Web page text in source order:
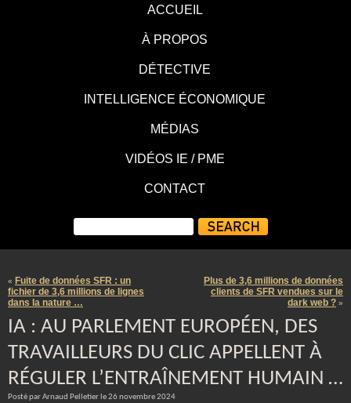
ACCUEIL
À PROPOS
DÉTECTIVE
INTELLIGENCE ÉCONOMIQUE
MÉDIAS
VIDÉOS IE / PME
CONTACT
« Fuite de données SFR : un
fichier de 3,6 millions de lignes
dans la nature …
Plus de 3,6 millions de données
clients de SFR vendues sur le
dark web ? »
IA : AU PARLEMENT EUROPÉEN, DES
TRAVAILLEURS DU CLIC APPELLENT À
RÉGULER L’ENTRAÎNEMENT HUMAIN …
Posté par Arnaud Pelletier le 26 novembre 2024